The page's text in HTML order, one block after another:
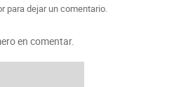
para dejar un comentario.
en comentar.